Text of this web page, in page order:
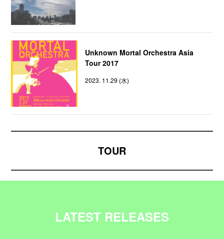
Unknown Mortal Orchestra Asia
Tour 2017
2023. 11.29 (水)
TOUR
LATEST RELEASES